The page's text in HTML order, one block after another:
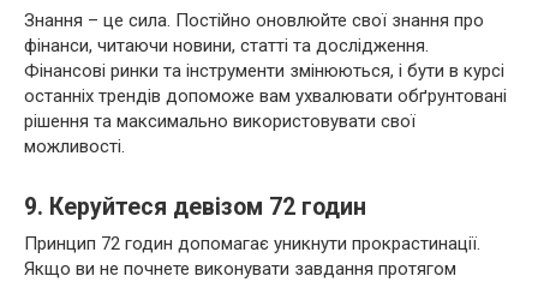
Знання – це сила. Постійно оновлюйте свої знання про
фінанси, читаючи новини, статті та дослідження.
Фінансові ринки та інструменти змінюються, і бути в курсі
останніх трендів допоможе вам ухвалювати обґрунтовані
рішення та максимально використовувати свої
можливості.
9. Керуйтеся девізом 72 годин
Принцип 72 годин допомагає уникнути прокрастинації.
Якщо ви не почнете виконувати завдання протягом